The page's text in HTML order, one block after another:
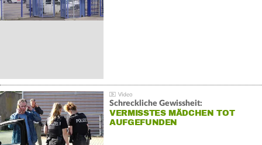
Schreckliche Gewissheit:
VERMISSTES MÄDCHEN TOT
AUFGEFUNDEN